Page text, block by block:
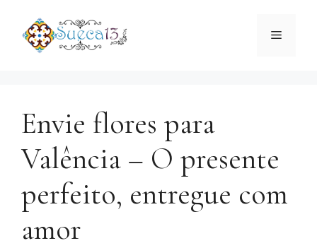
Menu
Envie flores para
Valência – O presente
perfeito, entregue com
amor